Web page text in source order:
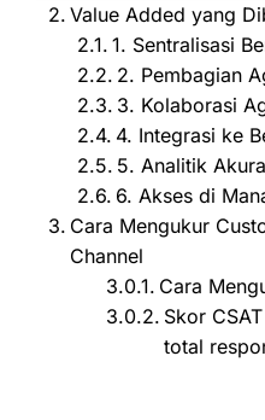
Value Added yang
1. Sentralisasi
2. Pembagian
3. Kolaborasi
4. Integrasi ke
5. Analitik
6. Akses di
Cara Mengukur
Channel
Cara
Skor
total